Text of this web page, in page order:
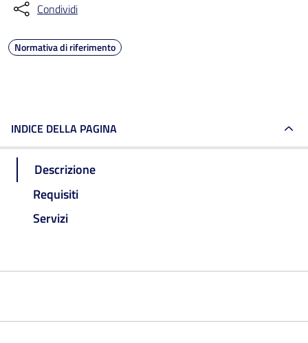
Condividi
Normativa di riferimento
INDICE DELLA PAGINA
Descrizione
Requisiti
Servizi